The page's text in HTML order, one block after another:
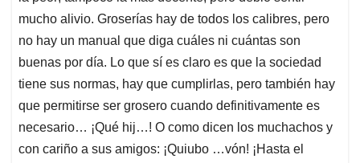
mucho alivio. Groserías hay de todos los calibres, pero
no hay un manual que diga cuáles ni cuántas son
buenas por día. Lo que sí es claro es que la sociedad
tiene sus normas, hay que cumplirlas, pero también hay
que permitirse ser grosero cuando definitivamente es
necesario… ¡Qué hij…! O como dicen los muchachos y
con cariño a sus amigos: ¡Quiubo …vón! ¡Hasta el